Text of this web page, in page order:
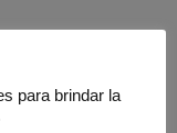
para brindar la